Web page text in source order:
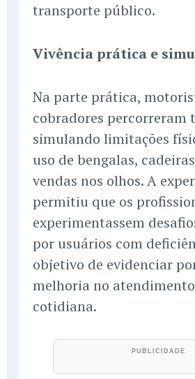
transporte público.
Vivência prática e
Na parte prática,
cobradores percorreram
simulando limitações
uso de bengalas,
vendas nos olhos. A
permitiu que os
experimentassem
por usuários com
objetivo de evidenciar
melhoria no
cotidiana.